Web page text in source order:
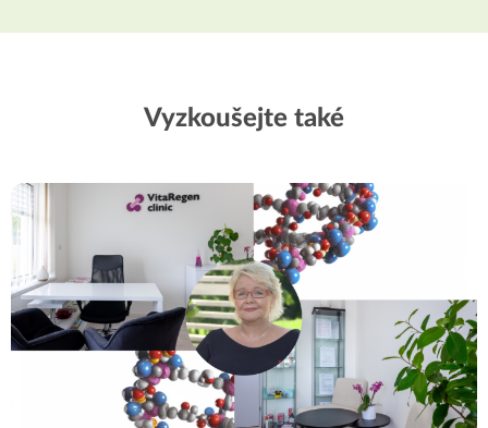
Vyzkoušejte také